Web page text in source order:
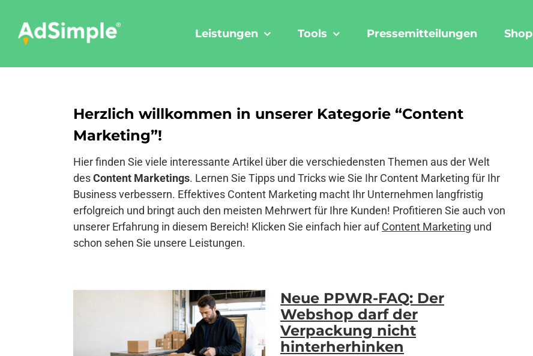
content
Leistungen Tools Pressemitteilungen Shop
Herzlich willkommen in unserer Kategorie “Content
Marketing”!
Hier finden Sie viele interessante Artikel über die verschiedensten Themen aus der Welt
desContent Marketings. Lernen Sie Tipps und Tricks wie Sie Ihr Content Marketing für Ihr
Business verbessern. Effektives Content Marketing macht Ihr Unternehmen langfristig
erfolgreich und bringt auch den meisten Mehrwert für Ihre Kunden! Profitieren Sie auch von
unserer Erfahrung in diesem Bereich! Klicken Sie einfach hier aufContent Marketing und
schon sehen Sie unsere Leistungen.
Neue PPWR-FAQ: Der
Webshop darf der
Verpackung nicht
hinterherhinken